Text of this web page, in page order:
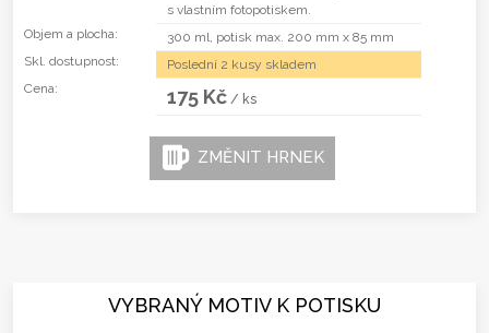
s vlastním fotopotiskem.
Objem a plocha:
300 ml, potisk max. 200 mm x 85 mm
Skl. dostupnost:
Poslední 2 kusy skladem
Cena:
175 Kč / ks
ZMĚNIT HRNEK
VYBRANÝ MOTIV K POTISKU